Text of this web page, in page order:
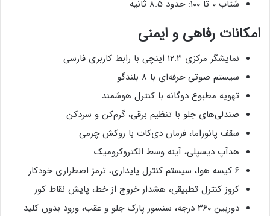
شتاب ۰ تا ۱۰۰: حدود ۸.۵ ثانیه
امکانات رفاهی و ایمنی
نمایشگر مرکزی ۱۲.۳ اینچی با رابط کاربری فارسی
سیستم صوتی حرفه‌ای با ۸ بلندگو
تهویه مطبوع دوگانه با کنترل هوشمند
صندلی‌های جلو با تنظیم برقی، گرم‌کن و سردکن
سقف پانوراما، فرمان دی‌کات با روکش چرمی
هدآپ دیسپلی، آینه وسط الکتروکرومیک
۶ کیسه هوا، سیستم کنترل پایداری، ترمز اضطراری خودکار
کروز کنترل تطبیقی، هشدار خروج از خط، پایش نقاط کور
دوربین ۳۶۰ درجه، سنسور پارک جلو و عقب، ورود بدون کلید